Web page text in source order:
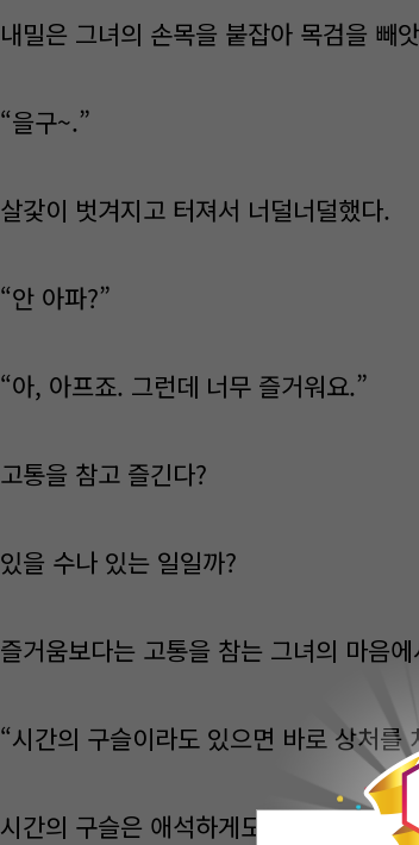
내밀은 그녀의 손목을 붙잡아 목검을 빼
“을구~.”
살갗이 벗겨지고 터져서 너덜너덜했다.
“안 아파?”
“아, 아프죠. 그런데 너무 즐거워요.”
고통을 참고 즐긴다?
있을 수나 있는 일일까?
즐거움보다는 고통을 참는 그녀의 마음
“시간의 구슬이라도 있으면 바로 상처를
시간의 구슬은 애석하게도 해파가 저번